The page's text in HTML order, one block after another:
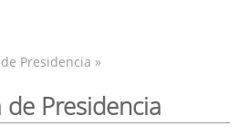
Presidencia »
de Presidencia